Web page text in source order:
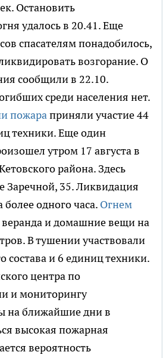
Остановить
удалось в 20.41. Еще
спасателям понадобилось,
возгорание. О
сообщили в 22.10.
среди населения нет.
пожараприняли участие 44
техники. Еще один
утром 17 августа в
района. Здесь
Заречной, 35. Ликвидация
одного часа. Огнем
веранда и домашние вещи на
В тушении участвовали
состава и 6 единиц техники.
центра по
и мониторингу
на ближайшие дни в
высокая пожарная
вероятность